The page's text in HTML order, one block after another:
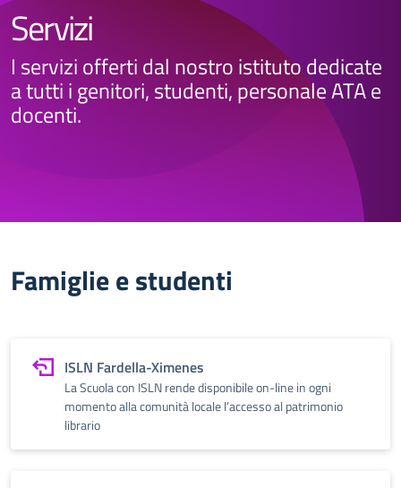
Servizi
I servizi offerti dal nostro istituto dedicate
a tutti i genitori, studenti, personale ATA e
docenti.
Famiglie e studenti
ISLN Fardella-Ximenes
La Scuola con ISLN rende disponibile on-line in ogni
momento alla comunità locale l’accesso al patrimonio
librario